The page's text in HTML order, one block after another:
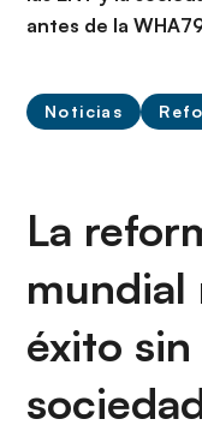
a
n
e
g
c
ó
n
antes de la
Noticias
La
mundial
éxito sin